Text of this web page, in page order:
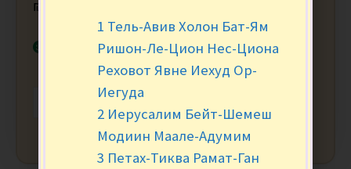
₪
В наличии
+
1 Тель-Авив Холон Бат-Ям
Ришон-Ле-Цион Нес-Циона
Реховот Явне Иехуд Ор-
Иегуда
2 Иерусалим Бейт-Шемеш
Модиин Маале-Адумим
3 Петах-Тиква Рамат-Ган